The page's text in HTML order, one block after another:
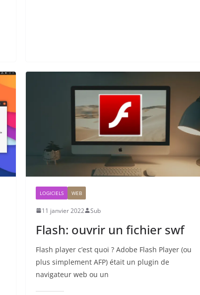
LOGICIELS WEB
11 janvier 2022 Sub
Flash: ouvrir un fichier swf
Flash player c’est quoi ? Adobe Flash Player (ou
plus simplement AFP) était un plugin de
navigateur web ou un